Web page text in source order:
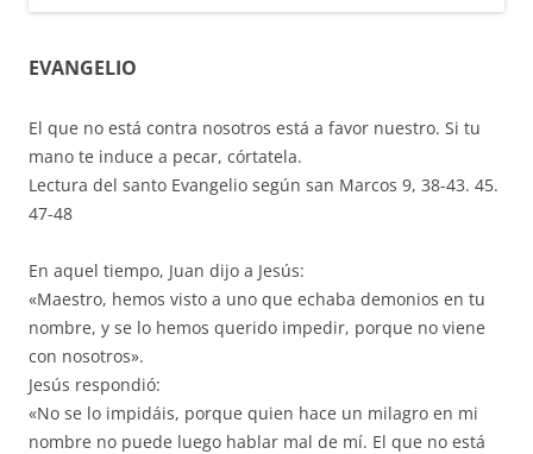
EVANGELIO
El que no está contra nosotros está a favor nuestro. Si tu
mano te induce a pecar, córtatela.
Lectura del santo Evangelio según san Marcos 9, 38-43. 45.
47-48
En aquel tiempo, Juan dijo a Jesús:
«Maestro, hemos visto a uno que echaba demonios en tu
nombre, y se lo hemos querido impedir, porque no viene
con nosotros».
Jesús respondió:
«No se lo impidáis, porque quien hace un milagro en mi
nombre no puede luego hablar mal de mí. El que no está